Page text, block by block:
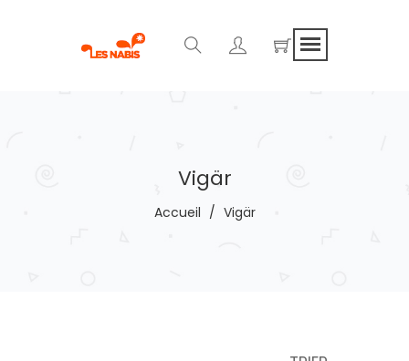
Vigär
Accueil / Vigär